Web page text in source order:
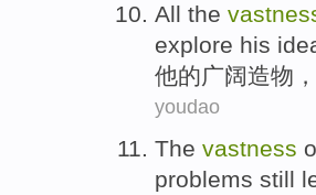
All the
explore his
他的广阔造物 ，
youdao
The vastness
problems still